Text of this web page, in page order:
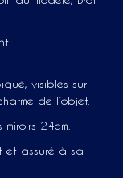
visibles sur
de l’objet.
24cm.
et assuré à sa